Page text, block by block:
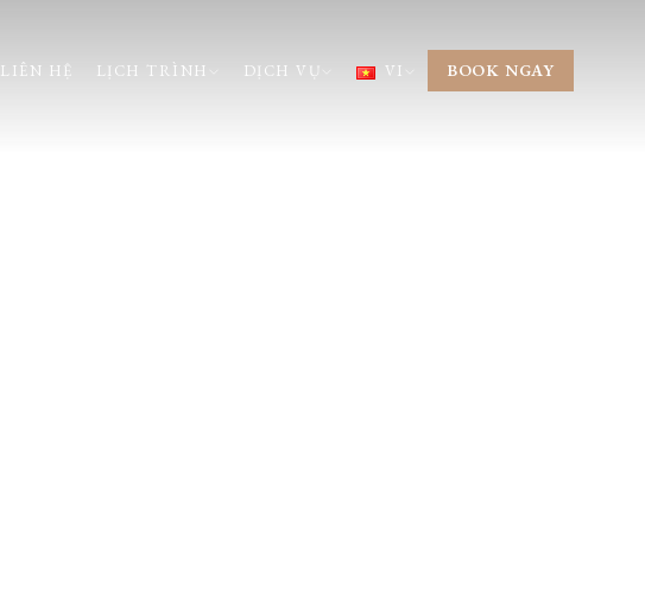
LIÊN HỆ LỊCH TRÌNH DỊCH VỤ VI BOOK NGAY